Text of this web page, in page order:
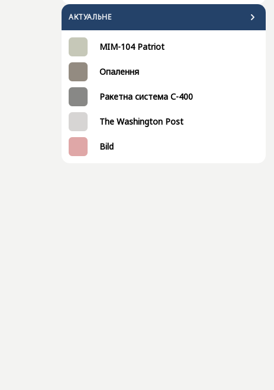
АКТУАЛЬНЕ
MIM-104 Patriot
Опалення
Ракетна система С-400
The Washington Post
Bild